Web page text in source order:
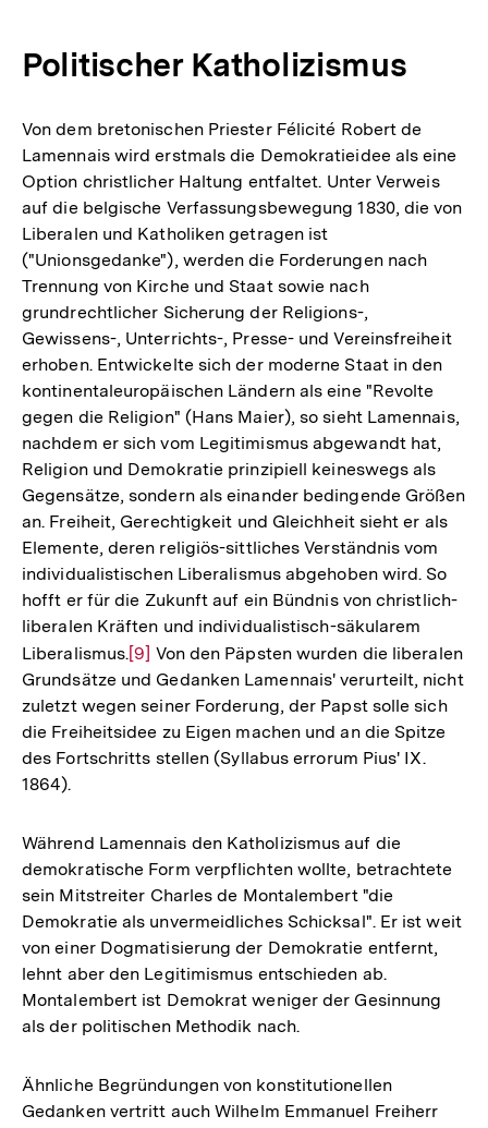
Fußnote
Politischer Katholizismus
Von dem bretonischen Priester Félicité Robert de
Lamennais wird erstmals die Demokratieidee als eine
Option christlicher Haltung entfaltet. Unter Verweis
auf die belgische Verfassungsbewegung 1830, die von
Liberalen und Katholiken getragen ist
("Unionsgedanke"), werden die Forderungen nach
Trennung von Kirche und Staat sowie nach
grundrechtlicher Sicherung der Religions-,
Gewissens-, Unterrichts-, Presse- und Vereinsfreiheit
erhoben. Entwickelte sich der moderne Staat in den
kontinentaleuropäischen Ländern als eine "Revolte
gegen die Religion" (Hans Maier), so sieht Lamennais,
nachdem er sich vom Legitimismus abgewandt hat,
Religion und Demokratie prinzipiell keineswegs als
Gegensätze, sondern als einander bedingende Größen
an. Freiheit, Gerechtigkeit und Gleichheit sieht er als
Elemente, deren religiös-sittliches Verständnis vom
individualistischen Liberalismus abgehoben wird. So
hofft er für die Zukunft auf ein Bündnis von christlich-
liberalen Kräften und individualistisch-säkularem
Liberalismus.Zur
Auflösung
der
Fußnote
[9] Von den Päpsten wurden die liberalen
Grundsätze und Gedanken Lamennais' verurteilt, nicht
zuletzt wegen seiner Forderung, der Papst solle sich
die Freiheitsidee zu Eigen machen und an die Spitze
des Fortschritts stellen (Syllabus errorum Pius' IX.
1864).
Während Lamennais den Katholizismus auf die
demokratische Form verpflichten wollte, betrachtete
sein Mitstreiter Charles de Montalembert "die
Demokratie als unvermeidliches Schicksal". Er ist weit
von einer Dogmatisierung der Demokratie entfernt,
lehnt aber den Legitimismus entschieden ab.
Montalembert ist Demokrat weniger der Gesinnung
als der politischen Methodik nach.
Ähnliche Begründungen von konstitutionellen
Gedanken vertritt auch Wilhelm Emmanuel Freiherr